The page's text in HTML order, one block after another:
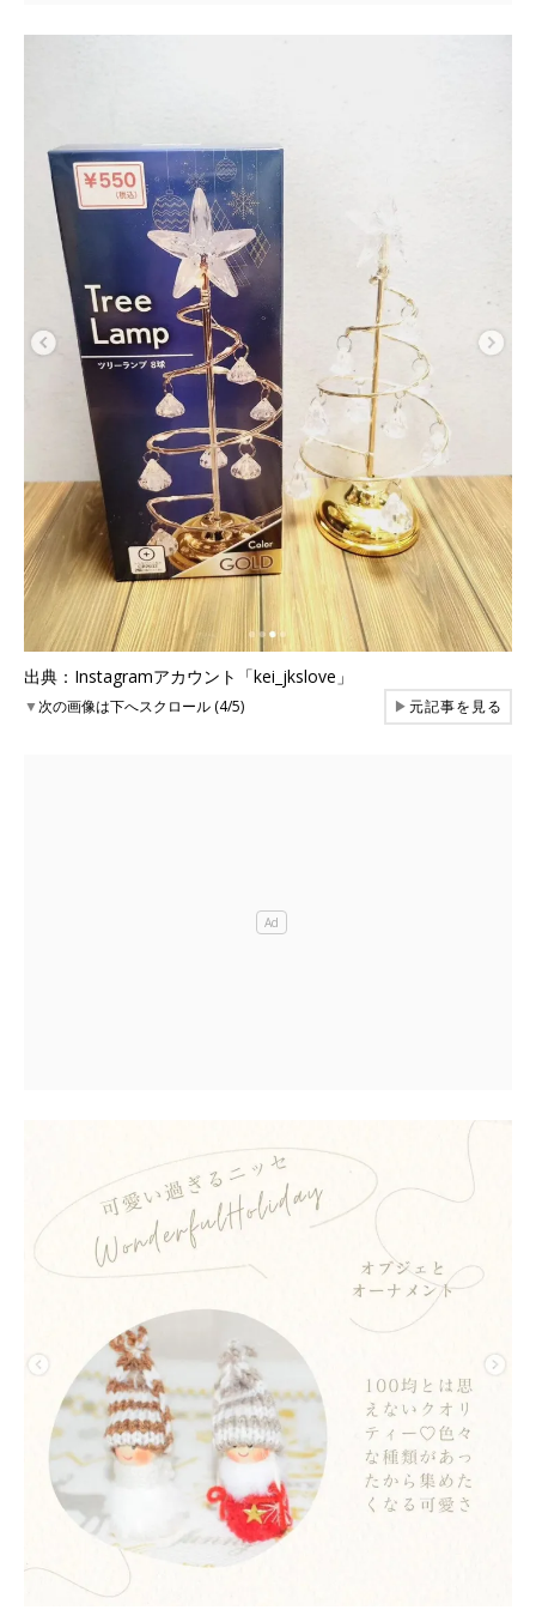
出典：Instagramアカウント「kei_jkslove」
▼次の画像は下へスクロール (4/5) ▶元記事を見る